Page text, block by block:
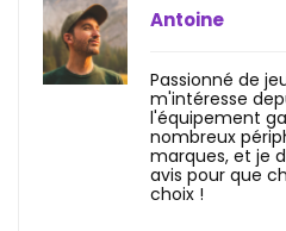
Antoine
Passionné de
m'intéresse
l'équipement
nombreux
marques, et je
avis pour que
choix !